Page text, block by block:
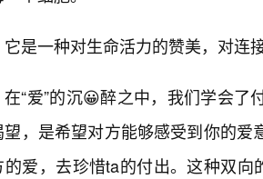
它是一种对生命活力的赞美，对连
在“爱”的沉😀醉之中，我们学会
望，是希望对方能够感受到你的
的爱，去珍惜ta的付出。这种双向